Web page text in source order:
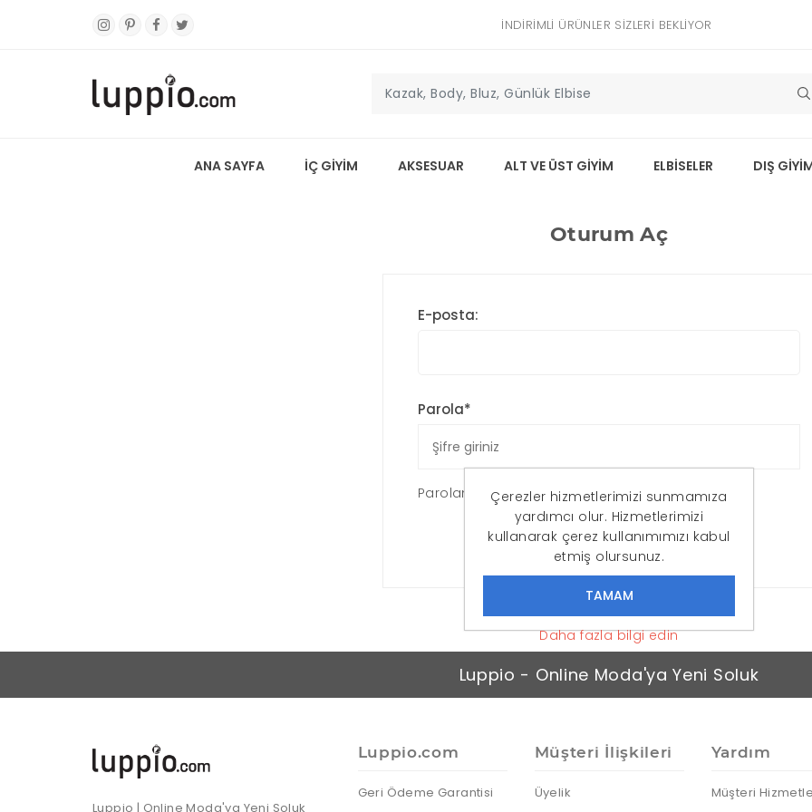
İNDIRIMLI ÜRÜNLER SIZLERI BEKLIYOR
ANA SAYFA İÇ GİYİM AKSESUAR ALT VE ÜST GİYİM ELBİSELER DIŞ
Oturum Aç
E-posta:
Parola*
Parolanızı mı unuttunuz?
OTURUM AÇ
Luppio - Online Moda'ya Yeni Soluk
Luppio | Online Moda'ya Yeni Soluk
Luppio.com
Geri Ödeme Garantisi
Müşteri İlişkileri
Üyelik
Yardım
Müşteri
Çerezler hizmetlerimizi sunmamıza
yardımcı olur. Hizmetlerimizi
kullanarak çerez kullanımımızı kabul
etmiş olursunuz.
Daha fazla bilgi edin